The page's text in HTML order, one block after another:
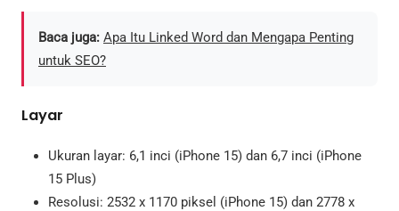
Baca juga: Apa Itu Linked Word dan Mengapa Penting
untuk SEO?
Layar
Ukuran layar: 6,1 inci (iPhone 15) dan 6,7 inci (iPhone
15 Plus)
Resolusi: 2532 x 1170 piksel (iPhone 15) dan 2778 x